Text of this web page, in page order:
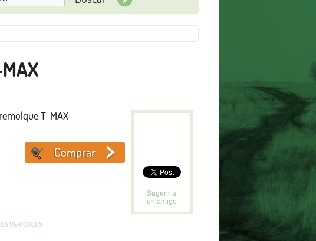
T-MAX
Sugerir a
un amigo
VEHICULOS